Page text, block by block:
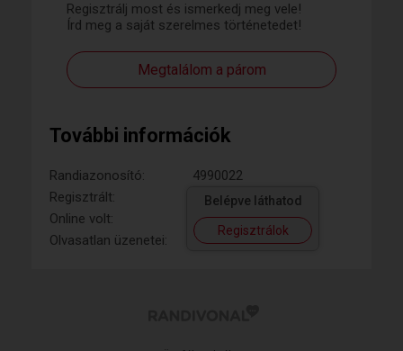
Regisztrálj most és ismerkedj meg vele!
Írd meg a saját szerelmes történetedet!
Megtalálom a párom
További információk
Randiazonosító:
4990022
Regisztrált:
Online volt:
Olvasatlan üzenetei:
Belépve láthatod
Regisztrálok